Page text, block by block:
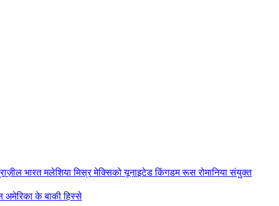
भारतमलेशियामिस्रमेक्सिकोयूनाइटेड किंगडमरूसरोमानियासंयुक्त
अमेरिका के बाकी हिस्से